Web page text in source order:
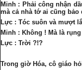
Minh : Phải công nhận
mà cả nhà tớ ai cũng bảo
Lực : Tóc suôn và mượt
Minh : Không ! Mà là
Lực : Trời ?!?
Trong giờ Hóa, cô giáo